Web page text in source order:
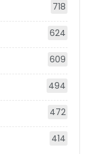
718
624
609
494
472
414